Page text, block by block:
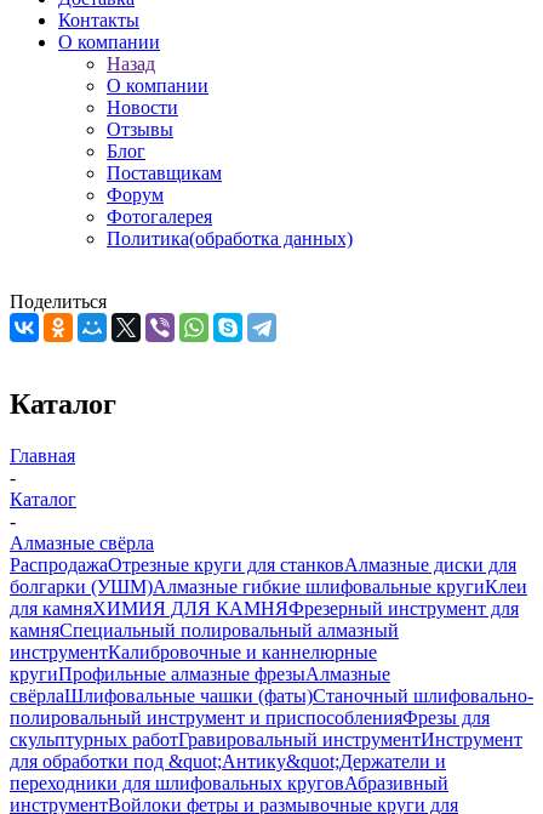
Контакты
О компании
Назад
О компании
Новости
Отзывы
Блог
Поставщикам
Форум
Фотогалерея
Политика(обработка данных)
Поделиться
Каталог
Главная
-
Каталог
-
Алмазные свёрла
РаспродажаОтрезные круги для станковАлмазные диски для
болгарки (УШМ)Алмазные гибкие шлифовальные кругиКлеи
для камняХИМИЯ ДЛЯ КАМНЯФрезерный инструмент для
камняСпециальный полировальный алмазный
инструментКалибровочные и каннелюрные
кругиПрофильные алмазные фрезыАлмазные
свёрлаШлифовальные чашки (фаты)Станочный шлифовально-
полировальный инструмент и приспособленияФрезы для
скульптурных работГравировальный инструментИнструмент
для обработки под &quot;Антику&quot;Держатели и
переходники для шлифовальных круговАбразивный
инструментВойлоки фетры и размывочные круги для